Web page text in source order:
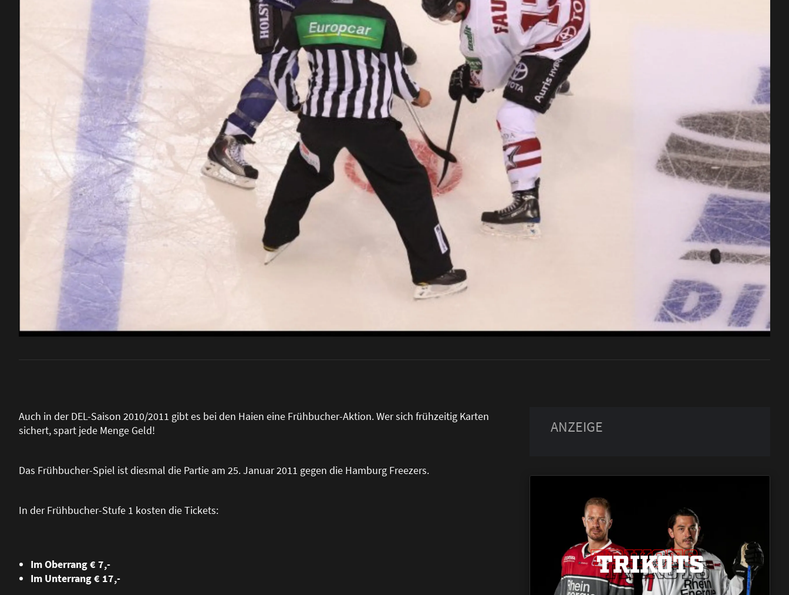
Auch in der DEL-Saison 2010/2011 gibt es bei den Haien eine Frühbucher-Aktion. Wer sich frühzeitig Karten
sichert, spart jede Menge Geld!
Das Frühbucher-Spiel ist diesmal die Partie am 25. Januar 2011 gegen die Hamburg Freezers.
In der Frühbucher-Stufe 1 kosten die Tickets:
Im Oberrang € 7,-
Im Unterrang € 17,-
TRIKOTS
TRIKOTS
TRIKOTS